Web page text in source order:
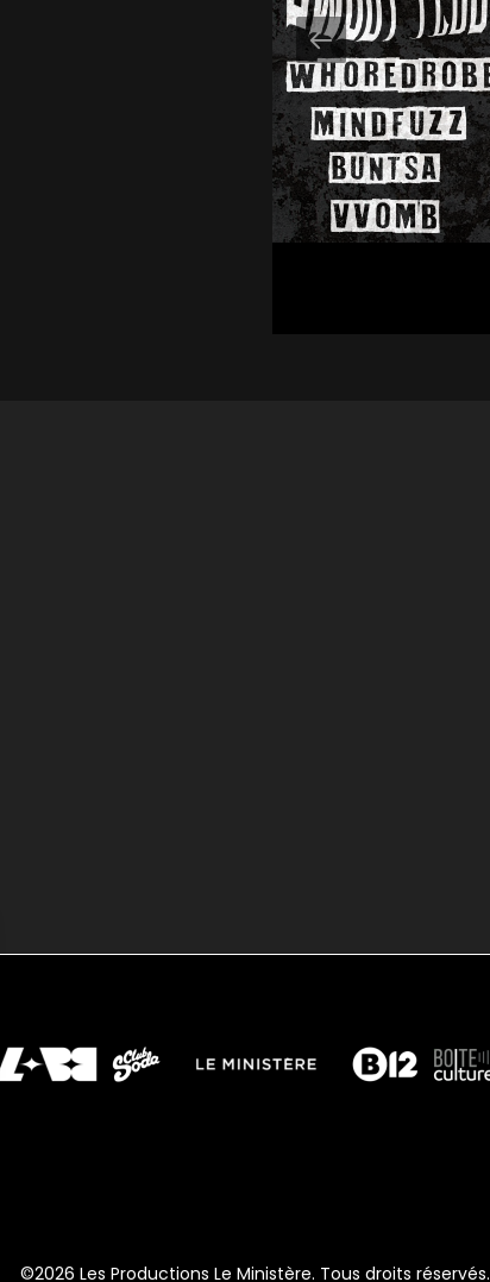
©2026 Les Productions Le Ministère. Tous droits réservés.